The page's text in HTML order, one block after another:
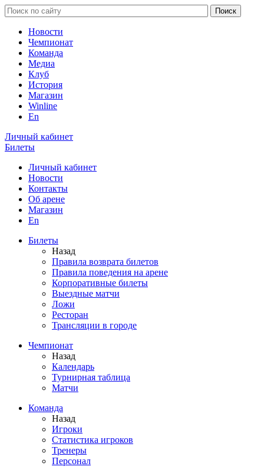
Новости
Чемпионат
Команда
Медиа
Клуб
История
Магазин
Winline
En
Личный кабинет
Билеты
Личный кабинет
Новости
Контакты
Об арене
Магазин
En
Билеты
Назад
Правила возврата билетов
Правила поведения на арене
Корпоративные билеты
Выездные матчи
Ложи
Ресторан
Трансляции в городе
Чемпионат
Назад
Календарь
Турнирная таблица
Матчи
Команда
Назад
Игроки
Статистика игроков
Тренеры
Персонал